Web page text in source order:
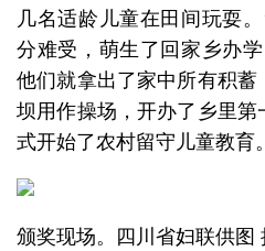
几名适龄儿童在田间玩耍
分难受，萌生了回家乡办
他们就拿出了家中所有积
坝用作操场，开办了乡里
式开始了农村留守儿童教育。
颁奖现场。四川省妇联供图